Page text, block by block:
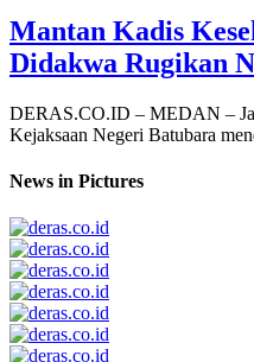
Mantan Kadis
Didakwa Rugikan
DERAS.CO.ID – MEDAN –
Kejaksaan Negeri Batubara
News in Pictures